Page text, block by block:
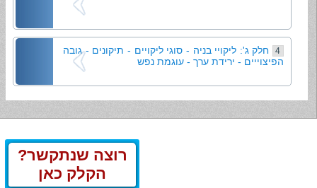
חלק ג': ליקויי בניה - סוגי ליקויים - תיקונים - גובה
הפיצוייים - ירידת ערך - עוגמת נפש
רוצה שנתקשר?
הקלק כאן